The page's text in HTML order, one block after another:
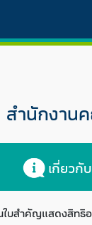
สำนักงาน
เกี่ยวกั
ใบสำคัญแสดงสิทธิ